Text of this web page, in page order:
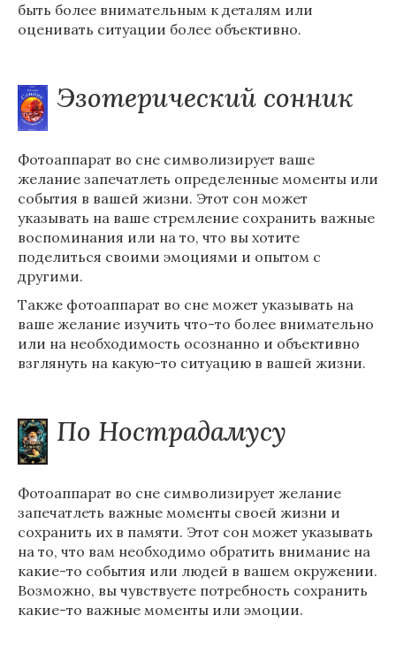
быть более внимательным к деталям или
оценивать ситуации более объективно.
Эзотерический сонник
Фотоаппарат во сне символизирует ваше
желание запечатлеть определенные моменты или
события в вашей жизни. Этот сон может
указывать на ваше стремление сохранить важные
воспоминания или на то, что вы хотите
поделиться своими эмоциями и опытом с
другими.
Также фотоаппарат во сне может указывать на
ваше желание изучить что-то более внимательно
или на необходимость осознанно и объективно
взглянуть на какую-то ситуацию в вашей жизни.
По Нострадамусу
Фотоаппарат во сне символизирует желание
запечатлеть важные моменты своей жизни и
сохранить их в памяти. Этот сон может указывать
на то, что вам необходимо обратить внимание на
какие-то события или людей в вашем окружении.
Возможно, вы чувствуете потребность сохранить
какие-то важные моменты или эмоции.